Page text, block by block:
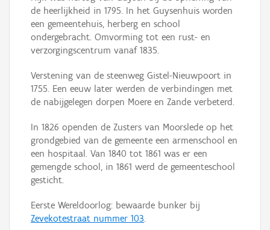
de heerlijkheid in 1795. In het Guysenhuis worden
een gemeentehuis, herberg en school
ondergebracht. Omvorming tot een rust- en
verzorgingscentrum vanaf 1835.
Verstening van de steenweg Gistel-Nieuwpoort in
1755. Een eeuw later werden de verbindingen met
de nabijgelegen dorpen Moere en Zande verbeterd.
In 1826 openden de Zusters van Moorslede op het
grondgebied van de gemeente een armenschool en
een hospitaal. Van 1840 tot 1861 was er een
gemengde school, in 1861 werd de gemeenteschool
gesticht.
Eerste Wereldoorlog: bewaarde bunker bij
Zevekotestraat nummer 103.